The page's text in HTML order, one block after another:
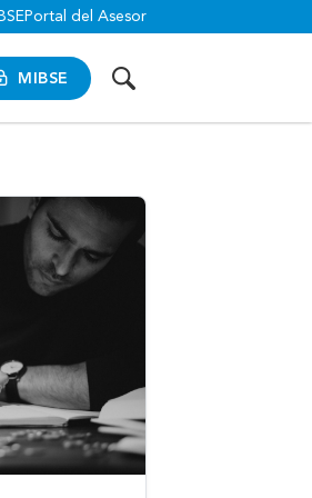
Portal del Asesor
MIBSE